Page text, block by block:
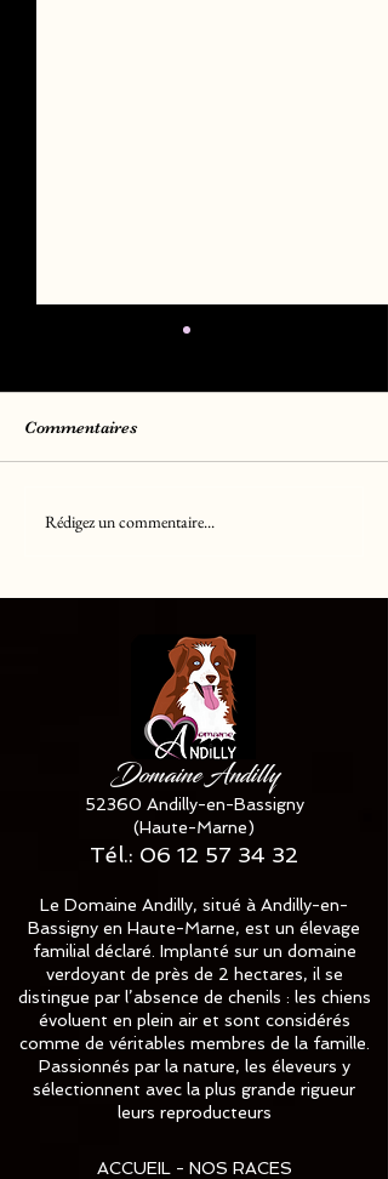
Chiots Berger Américain
Commentaires
Rédigez un commentaire...
Domaine Andilly
52360 Andilly-en-Bassigny
(Haute-Marne)
Tél.: 06 12 57 34 32
Le Domaine Andilly, situé à Andilly-en-
Bassigny en Haute-Marne, est un élevage
familial déclaré. Implanté sur un domaine
verdoyant de près de 2 hectares, il se
distingue par l’absence de chenils : les chiens
évoluent en plein air et sont considérés
comme de véritables membres de la famille.
Passionnés par la nature, les éleveurs y
sélectionnent avec la plus grande rigueur
leurs reproducteurs
ACCUEIL - NOS RACES